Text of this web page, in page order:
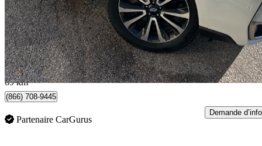
12 995 $ Bonne
228 $/mois env.
Scarborough, ON
69 km
(866) 708-9445
Partenaire CarGurus
Demande d’info